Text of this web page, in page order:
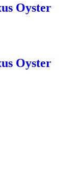
Oyster
Oyster